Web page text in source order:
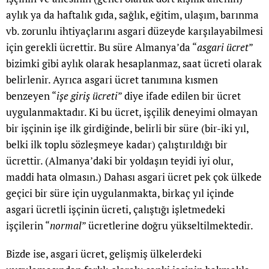
aylık ya da haftalık gıda, sağlık, eğitim, ulaşım, barınma
vb. zorunlu ihtiyaçlarını asgari düzeyde karşılayabilmesi
için gerekli ücrettir. Bu süre Almanya’da “asgari ücret”
bizimki gibi aylık olarak hesaplanmaz, saat ücreti olarak
belirlenir. Ayrıca asgari ücret tanımına kısmen
benzeyen “işe giriş ücreti” diye ifade edilen bir ücret
uygulanmaktadır. Ki bu ücret, işçilik deneyimi olmayan
bir işçinin işe ilk girdiğinde, belirli bir süre (bir-iki yıl,
belki ilk toplu sözleşmeye kadar) çalıştırıldığı bir
ücrettir. (Almanya’daki bir yoldaşın teyidi iyi olur,
maddi hata olmasın.) Dahası asgari ücret pek çok ülkede
geçici bir süre için uygulanmakta, birkaç yıl içinde
asgari ücretli işçinin ücreti, çalıştığı işletmedeki
işçilerin “normal” ücretlerine doğru yükseltilmektedir.
Bizde ise, asgari ücret, gelişmiş ülkelerdeki